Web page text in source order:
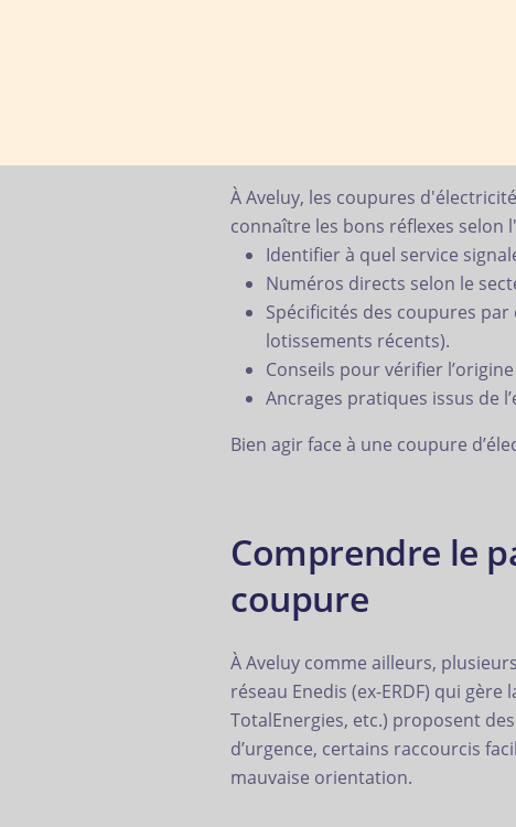
À Aveluy, les coupures
connaître les bons réflexes selon
Identifier à quel service
Numéros directs selon le
Spécificités des coupures
lotissements récents).
Conseils pour vérifier
Ancrages pratiques issus de
Bien agir face à une coupure
Comprendre le
coupure
À Aveluy comme ailleurs,
réseau Enedis (ex-ERDF) qui
TotalEnergies, etc.) proposent
d’urgence, certains raccourcis
mauvaise orientation.